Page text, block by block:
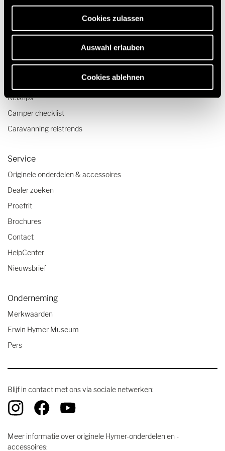
erforderlich sind.
Cookies zulassen
Auswahl erlauben
Cookies ablehnen
Technologie & Innovatie
Quickstart campervideo's
Camper en Buscamper Configurator
Reizen & Beleven
Reistips
Camper checklist
Caravanning reistrends
Service
Originele onderdelen & accessoires
Dealer zoeken
Proefrit
Brochures
Contact
HelpCenter
Nieuwsbrief
Onderneming
Merkwaarden
Erwin Hymer Museum
Pers
Blijf in contact met ons via sociale netwerken:
Meer informatie over originele Hymer-onderdelen en -
accessoires: